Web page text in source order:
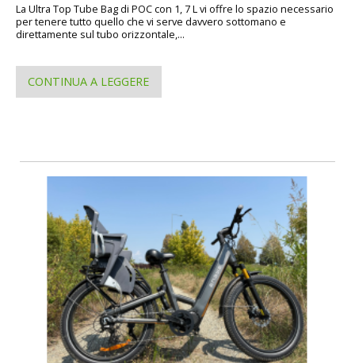
La Ultra Top Tube Bag di POC con 1, 7 L vi offre lo spazio necessario
per tenere tutto quello che vi serve davvero sottomano e
direttamente sul tubo orizzontale,...
CONTINUA A LEGGERE